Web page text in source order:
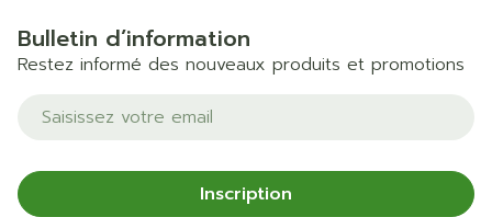
Bulletin d’information
Restez informé des nouveaux produits et promotions
Adresse mail
Inscription